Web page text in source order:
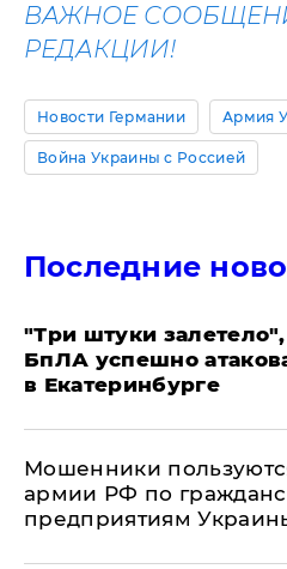
ВАЖНОЕ
РЕДАКЦИИ!
Новости Германии Армия
Война Украины с Россией
Последние
"Три штуки
БпЛА успешно
в Екатеринбурге
Мошенники
армии РФ по
предприятиям